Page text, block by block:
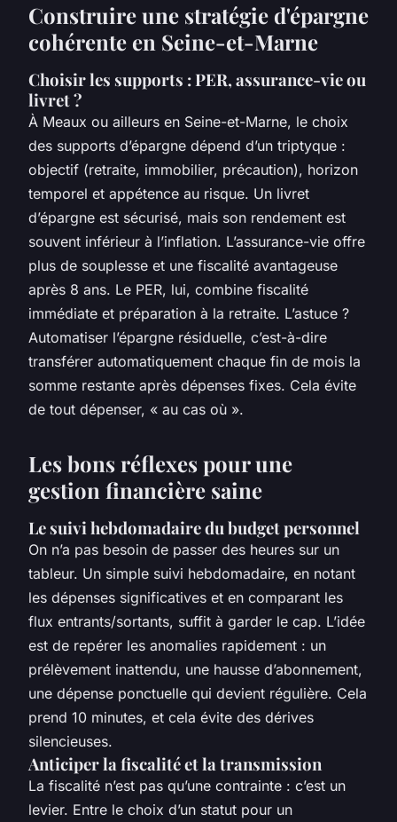
Construire une stratégie d'épargne
cohérente en Seine-et-Marne
Choisir les supports : PER, assurance-vie ou
livret ?
À Meaux ou ailleurs en Seine-et-Marne, le choix
des supports d’épargne dépend d’un triptyque :
objectif (retraite, immobilier, précaution), horizon
temporel et appétence au risque. Un livret
d’épargne est sécurisé, mais son rendement est
souvent inférieur à l’inflation. L’assurance-vie offre
plus de souplesse et une fiscalité avantageuse
après 8 ans. Le PER, lui, combine fiscalité
immédiate et préparation à la retraite. L’astuce ?
Automatiser l’épargne résiduelle, c’est-à-dire
transférer automatiquement chaque fin de mois la
somme restante après dépenses fixes. Cela évite
de tout dépenser, « au cas où ».
Les bons réflexes pour une
gestion financière saine
Le suivi hebdomadaire du budget personnel
On n’a pas besoin de passer des heures sur un
tableur. Un simple suivi hebdomadaire, en notant
les dépenses significatives et en comparant les
flux entrants/sortants, suffit à garder le cap. L’idée
est de repérer les anomalies rapidement : un
prélèvement inattendu, une hausse d’abonnement,
une dépense ponctuelle qui devient régulière. Cela
prend 10 minutes, et cela évite des dérives
silencieuses.
Anticiper la fiscalité et la transmission
La fiscalité n’est pas qu’une contrainte : c’est un
levier. Entre le choix d’un statut pour un